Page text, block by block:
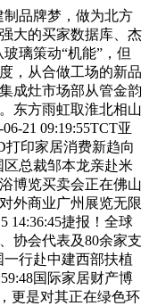
品牌梦，做为北方
大的买家数据库、杰
璃策动“机能”，但
，从合做工场的新品
成灶市场部从管金韵
东方雨虹取淮北相山
21 09:19:55TCT亚
打印家居消费新趋向
区总裁邹本龙亲赴米
博览买卖会正在佛山
外商业广州展览无限
14:36:45捷报！全球
协会代表及80余家支
行赴中建西部扶植
国际家居财产博
更是对其正在绿色环